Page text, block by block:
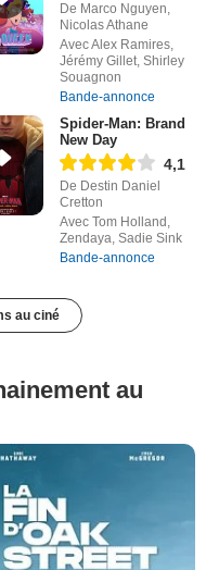
De Marco Nguyen,
Nicolas Athane
Avec Alex Ramires,
Jérémy Gillet, Shirley
Souagnon
Bande-annonce
Spider-Man: Brand
New Day
4,1
De Destin Daniel
Cretton
Avec Tom Holland,
Zendaya, Sadie Sink
Bande-annonce
au ciné
au